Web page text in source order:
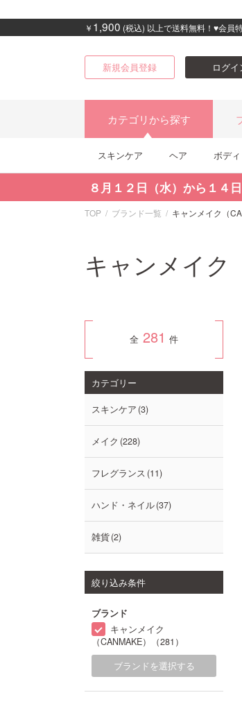
￥ 1,900 (税込) 以上で送料無料！♥会員
新規会員登録 ログイ
カテゴリから探す
スキンケア ヘア ボディ
８月１２日（水）から１４
TOP ブランド一覧 キャンメイク（
キャンメイク
全 281 件
カテゴリー
スキンケア 3
メイク 228
フレグランス 11
ハンド・ネイル 37
雑貨 2
絞り込み条件
ブランド
キャンメイク
（CANMAKE）（281）
ブランドを選択する